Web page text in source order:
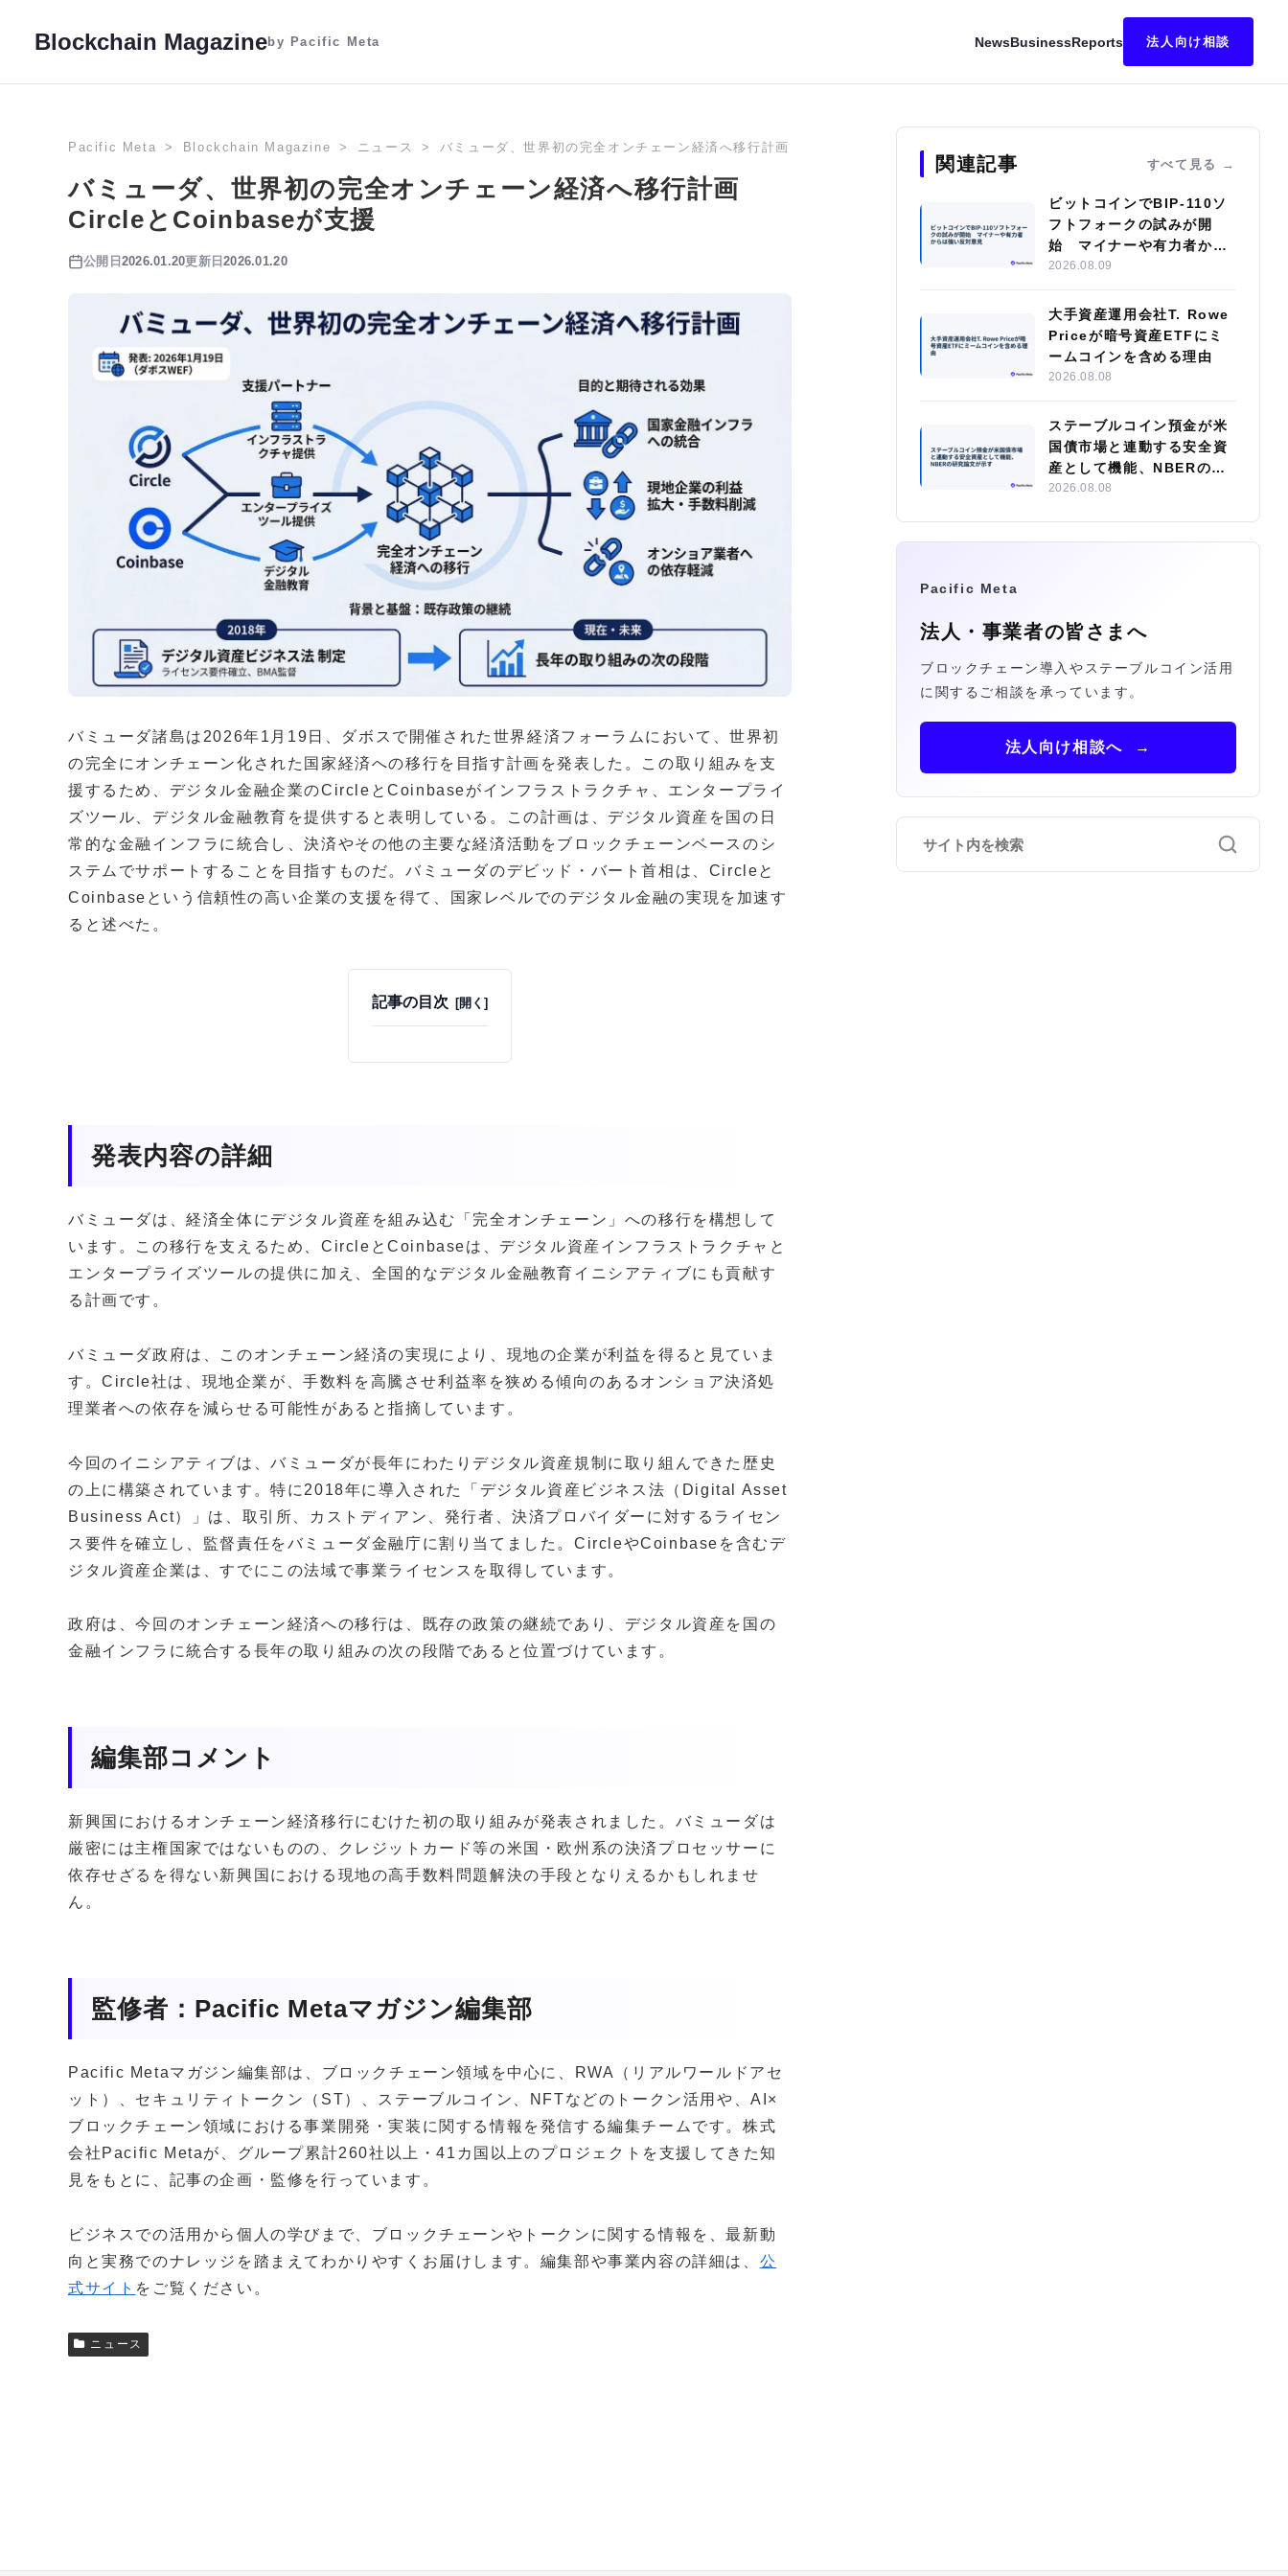
Blockchain Magazineby Pacific Meta NewsBusinessReports 法人向け相談
Pacific Meta Blockchain Magazine ニュース バミューダ、世界初の完全オンチェーン経済へ移行計画 CircleとCoinbaseが支援
バミューダ、世界初の完全オンチェーン経済へ移行計画
CircleとCoinbaseが支援
公開日 2026.01.20更新日2026.01.20
バミューダ諸島は2026年1月19日、ダボスで開催された世界経済フォーラムにおいて、世界初
の完全にオンチェーン化された国家経済への移行を目指す計画を発表した。この取り組みを支
援するため、デジタル金融企業のCircleとCoinbaseがインフラストラクチャ、エンタープライ
ズツール、デジタル金融教育を提供すると表明している。この計画は、デジタル資産を国の日
常的な金融インフラに統合し、決済やその他の主要な経済活動をブロックチェーンベースのシ
ステムでサポートすることを目指すものだ。バミューダのデビッド・バート首相は、Circleと
Coinbaseという信頼性の高い企業の支援を得て、国家レベルでのデジタル金融の実現を加速す
ると述べた。
記事の目次
発表内容の詳細
バミューダは、経済全体にデジタル資産を組み込む「完全オンチェーン」への移行を構想して
います。この移行を支えるため、CircleとCoinbaseは、デジタル資産インフラストラクチャと
エンタープライズツールの提供に加え、全国的なデジタル金融教育イニシアティブにも貢献す
る計画です。
バミューダ政府は、このオンチェーン経済の実現により、現地の企業が利益を得ると見ていま
す。Circle社は、現地企業が、手数料を高騰させ利益率を狭める傾向のあるオンショア決済処
理業者への依存を減らせる可能性があると指摘しています。
今回のイニシアティブは、バミューダが長年にわたりデジタル資産規制に取り組んできた歴史
の上に構築されています。特に2018年に導入された「デジタル資産ビジネス法（Digital Asset
Business Act）」は、取引所、カストディアン、発行者、決済プロバイダーに対するライセン
ス要件を確立し、監督責任をバミューダ金融庁に割り当てました。CircleやCoinbaseを含むデ
ジタル資産企業は、すでにこの法域で事業ライセンスを取得しています。
政府は、今回のオンチェーン経済への移行は、既存の政策の継続であり、デジタル資産を国の
金融インフラに統合する長年の取り組みの次の段階であると位置づけています。
編集部コメント
新興国におけるオンチェーン経済移行にむけた初の取り組みが発表されました。バミューダは
厳密には主権国家ではないものの、クレジットカード等の米国・欧州系の決済プロセッサーに
依存せざるを得ない新興国における現地の高手数料問題解決の手段となりえるかもしれませ
ん。
監修者：Pacific Metaマガジン編集部
Pacific Metaマガジン編集部は、ブロックチェーン領域を中心に、RWA（リアルワールドアセ
ット）、セキュリティトークン（ST）、ステーブルコイン、NFTなどのトークン活用や、AI×
ブロックチェーン領域における事業開発・実装に関する情報を発信する編集チームです。株式
会社Pacific Metaが、グループ累計260社以上・41カ国以上のプロジェクトを支援してきた知
見をもとに、記事の企画・監修を行っています。
ビジネスでの活用から個人の学びまで、ブロックチェーンやトークンに関する情報を、最新動
向と実務でのナレッジを踏まえてわかりやすくお届けします。編集部や事業内容の詳細は、 公
式サイト をご覧ください。
ニュース
関連記事 すべて見る
ビットコインでBIP-110ソ
フトフォークの試みが開
始 マイナーや有力者から
は強い反対意見
2026.08.09
大手資産運用会社T. Rowe
Priceが暗号資産ETFにミ
ームコインを含める理由
2026.08.08
ステーブルコイン預金が米
国債市場と連動する安全資
産として機能、NBERの研
究論文が示す
2026.08.08
Pacific Meta
法人・事業者の皆さまへ
ブロックチェーン導入やステーブルコイン活用
に関するご相談を承っています。
法人向け相談へ